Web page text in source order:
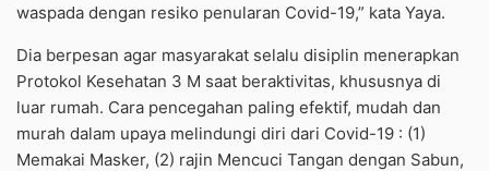
waspada dengan resiko penularan Covid-19,” kata Yaya.
Dia berpesan agar masyarakat selalu disiplin menerapkan
Protokol Kesehatan 3 M saat beraktivitas, khususnya di
luar rumah. Cara pencegahan paling efektif, mudah dan
murah dalam upaya melindungi diri dari Covid-19 : (1)
Memakai Masker, (2) rajin Mencuci Tangan dengan Sabun,